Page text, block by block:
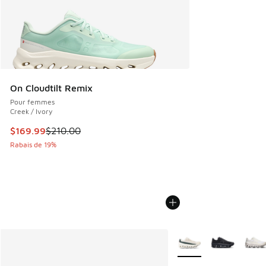
On Cloudtilt Remix
Pour femmes
Creek / Ivory
Cet article est en solde. Le prix est passé de $210.00 à
$169.99$210.00
Rabais de 19%
Plus de couleurs